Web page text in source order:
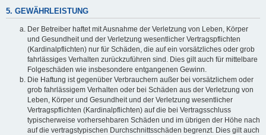
5. GEWÄHRLEISTUNG
Der Betreiber haftet mit Ausnahme der Verletzung von Leben, Körper
und Gesundheit und der Verletzung wesentlicher Vertragspflichten
(Kardinalpflichten) nur für Schäden, die auf ein vorsätzliches oder grob
fahrlässiges Verhalten zurückzuführen sind. Dies gilt auch für mittelbare
Folgeschäden wie insbesondere entgangenen Gewinn.
Die Haftung ist gegenüber Verbrauchern außer bei vorsätzlichem oder
grob fahrlässigem Verhalten oder bei Schäden aus der Verletzung von
Leben, Körper und Gesundheit und der Verletzung wesentlicher
Vertragspflichten (Kardinalpflichten) auf die bei Vertragsschluss
typischerweise vorhersehbaren Schäden und im übrigen der Höhe nach
auf die vertragstypischen Durchschnittsschäden begrenzt. Dies gilt auch